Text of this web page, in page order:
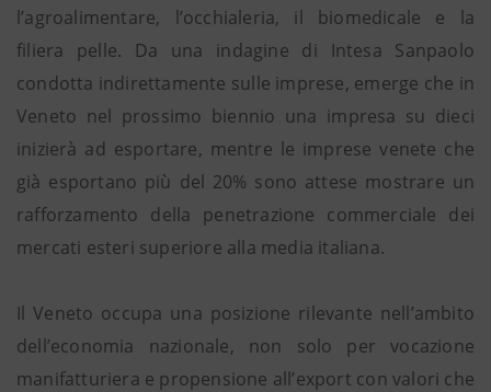
l’agroalimentare, l’occhialeria, il biomedicale e la
filiera pelle. Da una indagine di Intesa Sanpaolo
condotta indirettamente sulle imprese, emerge che in
Veneto nel prossimo biennio una impresa su dieci
inizierà ad esportare, mentre le imprese venete che
già esportano più del 20% sono attese mostrare un
rafforzamento della penetrazione commerciale dei
mercati esteri superiore alla media italiana.
Il Veneto occupa una posizione rilevante nell’ambito
dell’economia nazionale, non solo per vocazione
manifatturiera e propensione all’export con valori che